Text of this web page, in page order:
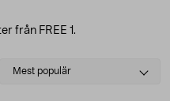
från FREE 1.
Select
Mest populär